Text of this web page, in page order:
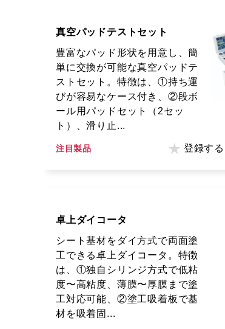
真空パッドテストセット
豊富なパッド形状を用意し、簡
単に交換が可能な真空パッドテ
ストセット。特徴は、①持ち運
びが容易なケース付き、②段ボ
ール用パッドセット（2セッ
ト）、滑り止...
注目製品 登録する
卓上ダイコータ
シート基材をダイ方式で両面塗
工できる卓上ダイコータ。特徴
は、①独自シリンジ方式で低粘
度〜高粘度、薄膜〜厚膜まで塗
工対応可能、②塗工吸着板で基
材を吸着固...